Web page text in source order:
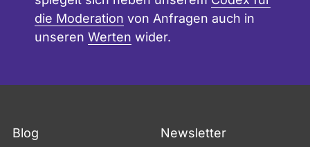
die Moderation von Anfragen auch in
unseren Werten wider.
Fußzeile
Blog Newsletter